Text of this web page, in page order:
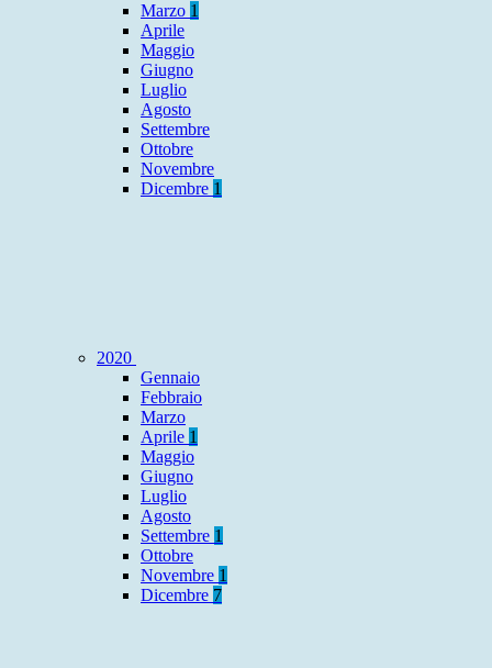
Marzo 1
Aprile
Maggio
Giugno
Luglio
Agosto
Settembre
Ottobre
Novembre
Dicembre 1
2020
Gennaio
Febbraio
Marzo
Aprile 1
Maggio
Giugno
Luglio
Agosto
Settembre 1
Ottobre
Novembre 1
Dicembre 7